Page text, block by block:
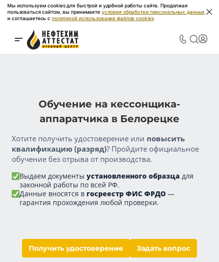
Мы используем cookies для быстрой и удобной работы сайта. Продолжая
пользоваться сайтом, вы принимаете условия обработки персональных данных
и соглашаетесь с политикой использования файлов cookies
Обучение на кессонщика-
аппаратчика в Белорецке
Хотите получить удостоверение или повысить
квалификацию (разряд)? Пройдите официальное
обучение без отрыва от производства.
Выдаем документы установленного образца для
законной работы по всей РФ.
Данные вносятся в госреестр ФИС ФРДО —
гарантия прохождения любой проверки.
Получить удостоверение Задать вопрос